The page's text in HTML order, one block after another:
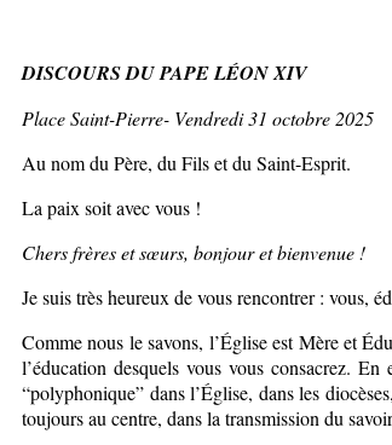
DISCOURS DU PAPE LÉON XIV
Place Saint-Pierre- Vendredi 31 octobre 2025
Au nom du Père, du Fils et du Saint-Esprit.
La paix soit avec vous !
Chers frères et sœurs, bonjour et bienvenue !
Je suis très heureux de vous rencontrer : vous,
Comme nous le savons, l’Église est Mère et
l’éducation desquels vous vous consacrez.
“polyphonique” dans l’Église, dans les
toujours au centre, dans la transmission du